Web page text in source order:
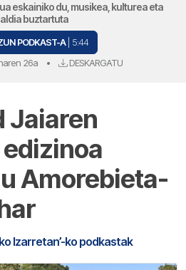
eskainiko du, musikea, kulturea eta
buztartuta
PODKAST-A | 5:44
26a • DESKARGATU
Jaiaren
Amorebieta-
Izarretan’-ko podkastak